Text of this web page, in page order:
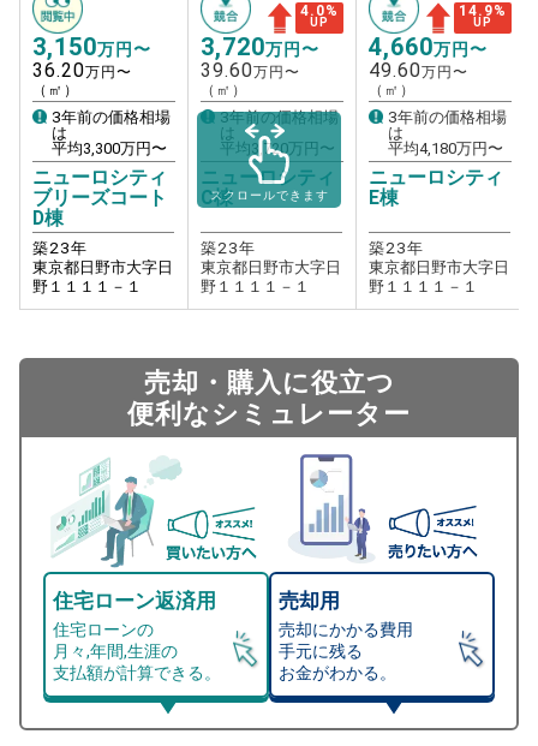
3,150万円〜
36.20万円〜
（㎡）
3年前の価格相場
は
平均3,300万円〜
ニューロシティ
ブリーズコート
D棟
築23年
東京都日野市大字日
野１１１１－１
4.0%
UP
3,720万円〜
39.60万円〜
（㎡）
3年前の価格相場
は
平均3,720万円〜
ニューロシティ
C棟
築23年
東京都日野市大字日
野１１１１－１
14.9%
UP
4,660万円〜
49.60万円〜
（㎡）
3年前の価格相場
は
平均4,180万円〜
ニューロシティ
E棟
築23年
東京都日野市大字日
野１１１１－１
スクロールできます
売却・購入に役立つ
便利なシミュレーター
住宅ローン返済用
住宅ローンの
月々,年間,生涯の
支払額が計算できる。
売却用
売却にかかる費用
手元に残る
お金がわかる。
総支払額シミュレーション
マンション売却シミュレーター